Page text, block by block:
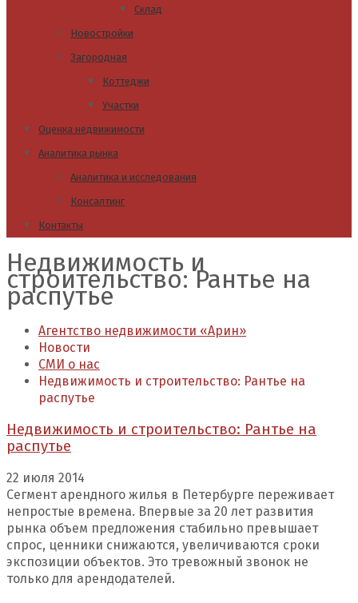
Склад
Новостройки
Загородная
Коттеджи
Участки
Оценка недвижимости
Аналитика рынка
Аналитика и исследования
Консалтинг
Контакты
Недвижимость и
строительство: Рантье на
распутье
Агентство недвижимости «Арин»
Новости
СМИ о нас
Недвижимость и строительство: Рантье на
распутье
Недвижимость и строительство: Рантье на
распутье
22 июля 2014
Сегмент арендного жилья в Петербурге переживает
непростые времена. Впервые за 20 лет развития
рынка объем предложения стабильно превышает
спрос, ценники снижаются, увеличиваются сроки
экспозиции объектов. Это тревожный звонок не
только для арендодателей.